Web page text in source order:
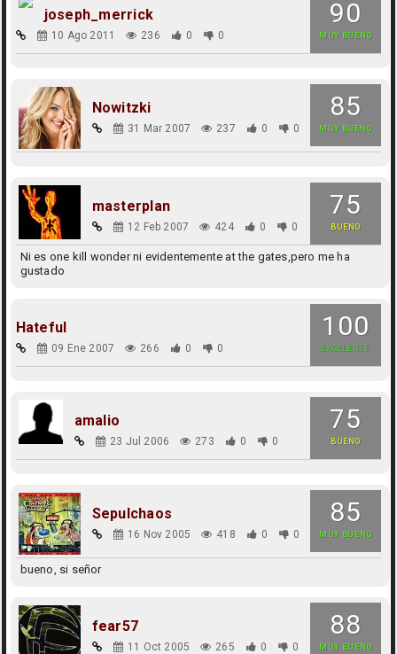
90
MUY BUENO
joseph_merrick
10 Ago 2011 236 0 0
85
MUY BUENO
Nowitzki
31 Mar 2007 237 0 0
75
BUENO
masterplan
12 Feb 2007 424 0 0
Ni es one kill wonder ni evidentemente at the gates,pero me ha
gustado
100
EXCELENTE
Hateful
09 Ene 2007 266 0 0
75
BUENO
amalio
23 Jul 2006 273 0 0
85
MUY BUENO
Sepulchaos
16 Nov 2005 418 0 0
bueno, si señor
88
MUY BUENO
fear57
11 Oct 2005 265 0 0